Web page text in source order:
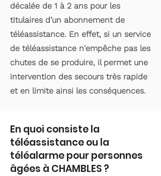
décalée de 1 à 2 ans pour les
titulaires d’un abonnement de
téléassistance. En effet, si un service
de téléassistance n'empêche pas les
chutes de se produire, il permet une
intervention des secours très rapide
et en limite ainsi les conséquences.
En quoi consiste la
téléassistance ou la
téléalarme pour personnes
âgées à CHAMBLES ?